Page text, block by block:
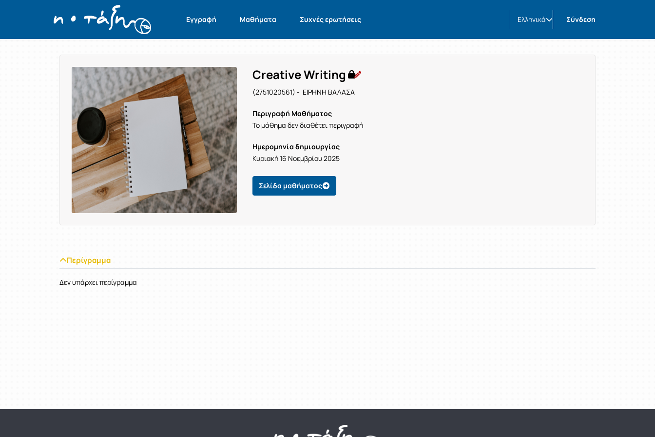
Εγγραφή Μαθήματα Συχνές ερωτήσεις Ελληνικά Σύνδεση
Παρουσίαση/Προβολή
Creative Writing
(2751020561) - ΕΙΡΗΝΗ ΒΑΛΑΣΑ
Περιγραφή Μαθήματος
Το μάθημα δεν διαθέτει περιγραφή
Ημερομηνία δημιουργίας
Κυριακή 16 Νοεμβρίου 2025
Σελίδα μαθήματος
Περίγραμμα
Δεν υπάρχει περίγραμμα